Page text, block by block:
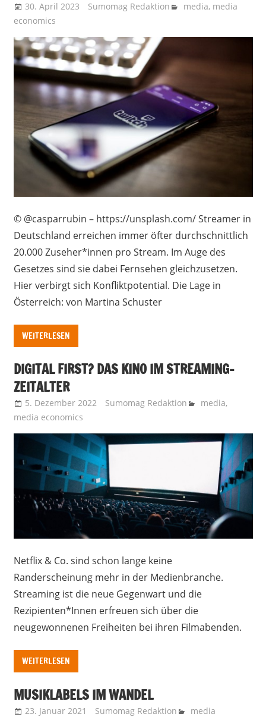
30. April 2023 Sumomag Redaktion media, media
economics
© @casparrubin – https://unsplash.com/ Streamer in
Deutschland erreichen immer öfter durchschnittlich
20.000 Zuseher*innen pro Stream. Im Auge des
Gesetzes sind sie dabei Fernsehen gleichzusetzen.
Hier verbirgt sich Konfliktpotential. Die Lage in
Österreich: von Martina Schuster
WEITERLESEN
DIGITAL FIRST? DAS KINO IM STREAMING-
ZEITALTER
5. Dezember 2022 Sumomag Redaktion media,
media economics
Netflix & Co. sind schon lange keine
Randerscheinung mehr in der Medienbranche.
Streaming ist die neue Gegenwart und die
Rezipienten*Innen erfreuen sich über die
neugewonnenen Freiheiten bei ihren Filmabenden.
WEITERLESEN
MUSIKLABELS IM WANDEL
23. Januar 2021 Sumomag Redaktion
media